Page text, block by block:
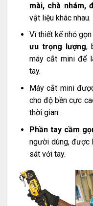
mài, chà nhám,
vật liệu khác nhau.
Vì thiết kế nhỏ
ưu trọng lượng,
máy cắt mini để
tay.
Máy cắt mini
cho độ bền cực
thời gian.
Phần tay cầm
người dùng, được
sát với tay.